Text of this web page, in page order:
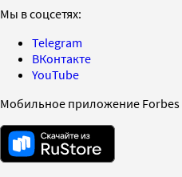
Мы в соцсетях:
Telegram
ВКонтакте
YouTube
Мобильное приложение Forbes